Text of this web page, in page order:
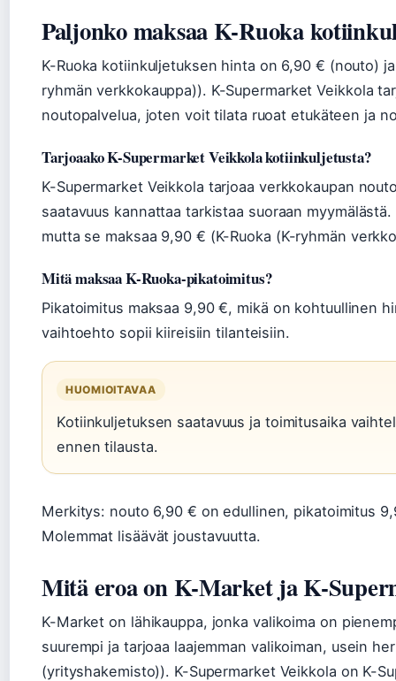
Paljonko maksaa K-Ruoka
K-Ruoka kotiinkuljetuksen hinta on 6,90 € (nouto)
ryhmän verkkokauppa)). K-Supermarket Veikkola
noutopalvelua, joten voit tilata ruoat etukäteen ja
Tarjoaako K-Supermarket Veikkola kotiinkuljetusta?
K-Supermarket Veikkola tarjoaa verkkokaupan
saatavuus kannattaa tarkistaa suoraan
mutta se maksaa 9,90 € (K-Ruoka (K-ryhmän
Mitä maksaa K-Ruoka-pikatoimitus?
Pikatoimitus maksaa 9,90 €, mikä on kohtuullinen
vaihtoehto sopii kiireisiin tilanteisiin.
HUOMIOITAVAA
Kotiinkuljetuksen saatavuus ja toimitusaika
ennen tilausta.
Merkitys: nouto 6,90 € on edullinen, pikatoimitus
Molemmat lisäävät joustavuutta.
Mitä eroa on K-Market ja K-
K-Market on lähikauppa, jonka valikoima on
suurempi ja tarjoaa laajemman valikoiman, usein
(yrityshakemisto)). K-Supermarket Veikkola on K-